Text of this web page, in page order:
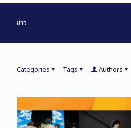
ข่าว
Categories Tags Authors